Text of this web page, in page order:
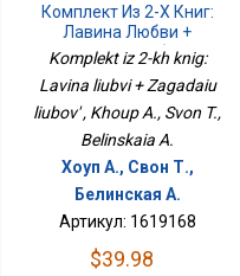
Комплект Из 2-Х Книг:
Лавина Любви +
Загадаю Любовь
Komplekt iz 2-kh knig:
Lavina liubvi + Zagadaiu
liubov' , Khoup A., Svon T.,
Belinskaia A.
Хоуп А., Свон Т.,
Белинская А.
Артикул: 1619168
$39.98